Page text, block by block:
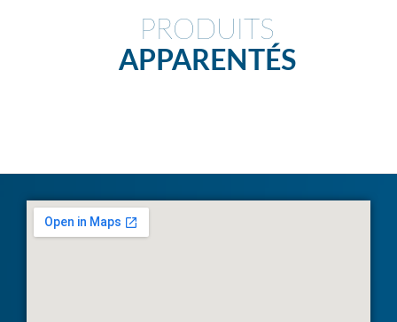
PRODUITS
APPARENTÉS